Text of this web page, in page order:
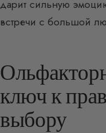
дарит сильную
встречи с большой
ключ к
выбору